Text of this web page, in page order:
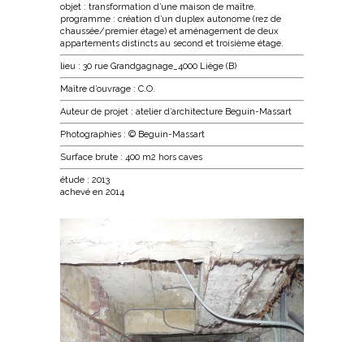
objet : transformation d’une maison de maître.
programme : création d’un duplex autonome (rez de
chaussée/premier étage) et aménagement de deux
appartements distincts au second et troisième étage.
lieu : 30 rue Grandgagnage_4000 Liège (B)
Maître d’ouvrage : C.O.
Auteur de projet : atelier d’architecture Beguin-Massart
Photographies : © Beguin-Massart
Surface brute : 400 m2 hors caves
étude : 2013
achevé en 2014